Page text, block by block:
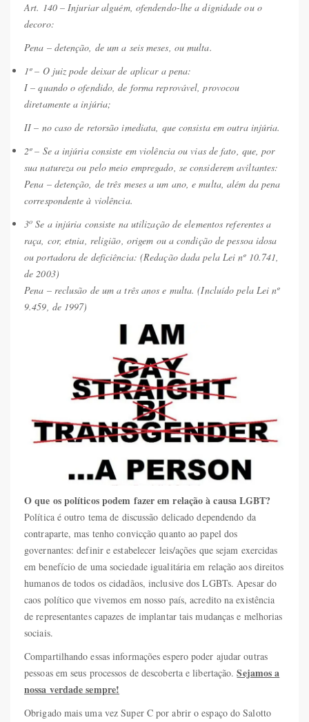
Art. 140 – Injuriar alguém, ofendendo-lhe a dignidade ou o
decoro:
Pena – detenção, de um a seis meses, ou multa.
1º – O juiz pode deixar de aplicar a pena:
I – quando o ofendido, de forma reprovável, provocou
diretamente a injúria;
II – no caso de retorsão imediata, que consista em outra injúria.
2º – Se a injúria consiste em violência ou vias de fato, que, por
sua natureza ou pelo meio empregado, se considerem aviltantes:
Pena – detenção, de três meses a um ano, e multa, além da pena
correspondente à violência.
3o Se a injúria consiste na utilização de elementos referentes a
raça, cor, etnia, religião, origem ou a condição de pessoa idosa
ou portadora de deficiência: (Redação dada pela Lei nº 10.741,
de 2003)
Pena – reclusão de um a três anos e multa. (Incluído pela Lei nº
9.459, de 1997)
O que os políticos podem fazer em relação à causa LGBT?
Política é outro tema de discussão delicado dependendo da
contraparte, mas tenho convicção quanto ao papel dos
governantes: definir e estabelecer leis/ações que sejam exercidas
em benefício de uma sociedade igualitária em relação aos direitos
humanos de todos os cidadãos, inclusive dos LGBTs. Apesar do
caos político que vivemos em nosso país, acredito na existência
de representantes capazes de implantar tais mudanças e melhorias
sociais.
Compartilhando essas informações espero poder ajudar outras
pessoas em seus processos de descoberta e libertação.Sejamos a
nossa verdade sempre!
Obrigado mais uma vez Super C por abrir o espaço do Salotto